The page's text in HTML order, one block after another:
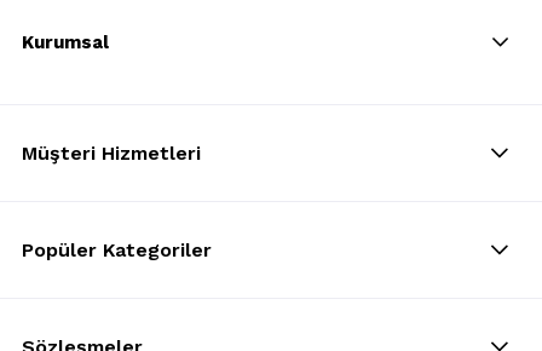
Kurumsal
Müşteri Hizmetleri
Popüler Kategoriler